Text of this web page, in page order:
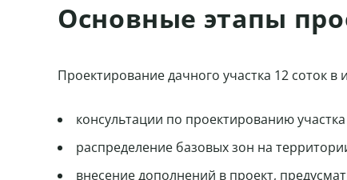
Основные этапы
Проектирование дачного участка 12 соток
консультации по проектированию
распределение базовых зон на
внесение дополнений в проект,